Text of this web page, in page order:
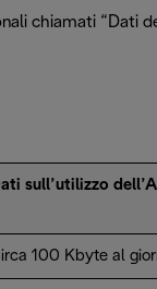
chiamati “Dati
sull’utilizzo
100 Kbyte al